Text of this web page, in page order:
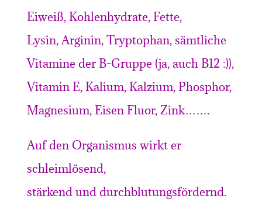
Eiweiß, Kohlenhydrate, Fette,
Lysin, Arginin, Tryptophan, sämtliche
Vitamine der B-Gruppe (ja, auch B12 :)),
Vitamin E, Kalium, Kalzium, Phosphor,
Magnesium, Eisen Fluor, Zink…….
Auf den Organismus wirkt er
schleimlösend,
stärkend und durchblutungsfördernd.